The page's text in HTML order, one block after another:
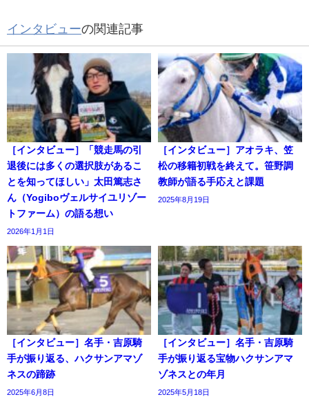
インタビューの関連記事
［インタビュー］「競走馬の引
退後には多くの選択肢があるこ
とを知ってほしい」太田篤志さ
ん（Yogiboヴェルサイユリゾー
トファーム）の語る想い
2026年1月1日
［インタビュー］アオラキ、笠
松の移籍初戦を終えて。笹野調
教師が語る手応えと課題
2025年8月19日
［インタビュー］名手・吉原騎
手が振り返る、ハクサンアマゾ
ネスの蹄跡
2025年6月8日
［インタビュー］名手・吉原騎
手が振り返る宝物ハクサンアマ
ゾネスとの年月
2025年5月18日